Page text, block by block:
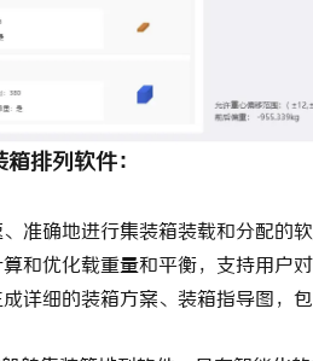
排列软件：
准确地进行集装箱装载和分配的
和优化载重量和平衡，支持用户
详细的装箱方案、装箱指导图，
，究竟藏着